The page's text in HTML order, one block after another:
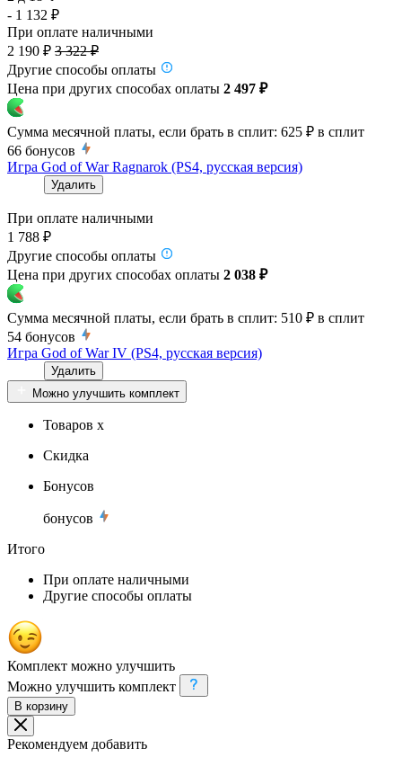
- 1 132 ₽
При оплате наличными
2 190 ₽ 3 322 ₽
Другие способы оплаты
Цена при других способах оплаты 2 497 ₽
Сумма месячной платы, если брать в сплит: 625 ₽ в сплит
66 бонусов
Игра God of War Ragnarok (PS4, русская версия)
Удалить
При оплате наличными
1 788 ₽
Другие способы оплаты
Цена при других способах оплаты 2 038 ₽
Сумма месячной платы, если брать в сплит: 510 ₽ в сплит
54 бонусов
Игра God of War IV (PS4, русская версия)
Удалить
Можно улучшить комплект
Товаров x
Скидка
Бонусов
бонусов
Итого
При оплате наличными
Другие способы оплаты
Комплект можно улучшить
Можно улучшить комплект
В корзину
Рекомендуем добавить